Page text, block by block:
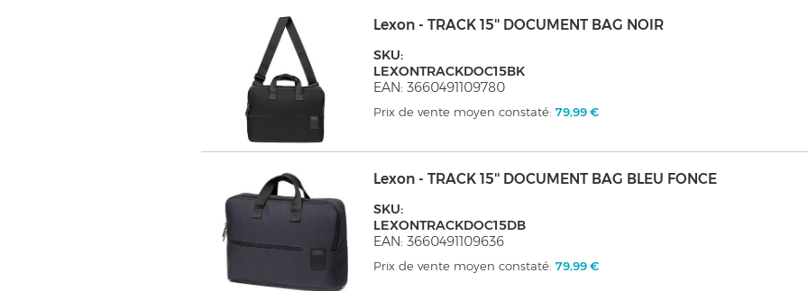
Lexon - TRACK 15'' DOCUMENT BAG NOIR
SKU:
LEXONTRACKDOC15BK
EAN: 3660491109780
Prix de vente moyen constaté:79,99 €
Lexon - TRACK 15'' DOCUMENT BAG BLEU FONCE
SKU:
LEXONTRACKDOC15DB
EAN: 3660491109636
Prix de vente moyen constaté:79,99 €